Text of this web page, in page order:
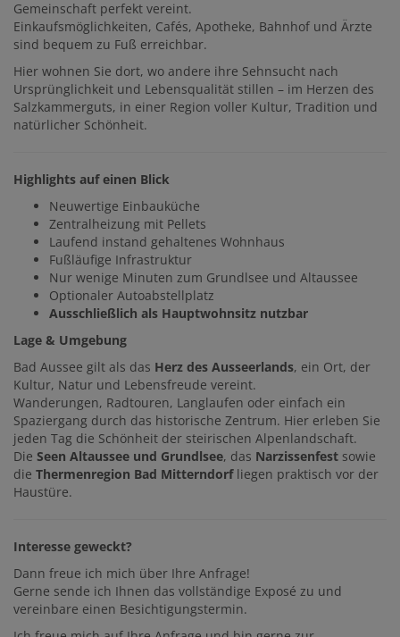
Gemeinschaft perfekt vereint.
Einkaufsmöglichkeiten, Cafés, Apotheke, Bahnhof und Ärzte
sind bequem zu Fuß erreichbar.
Hier wohnen Sie dort, wo andere ihre Sehnsucht nach
Ursprünglichkeit und Lebensqualität stillen – im Herzen des
Salzkammerguts, in einer Region voller Kultur, Tradition und
natürlicher Schönheit.
Highlights auf einen Blick
Neuwertige Einbauküche
Zentralheizung mit Pellets
Laufend instand gehaltenes Wohnhaus
Fußläufige Infrastruktur
Nur wenige Minuten zum Grundlsee und Altaussee
Optionaler Autoabstellplatz
Ausschließlich als Hauptwohnsitz nutzbar
Lage & Umgebung
Bad Aussee gilt als das Herz des Ausseerlands, ein Ort, der
Kultur, Natur und Lebensfreude vereint.
Wanderungen, Radtouren, Langlaufen oder einfach ein
Spaziergang durch das historische Zentrum. Hier erleben Sie
jeden Tag die Schönheit der steirischen Alpenlandschaft.
Die Seen Altaussee und Grundlsee, das Narzissenfest sowie
die Thermenregion Bad Mitterndorfliegen praktisch vor der
Haustüre.
Interesse geweckt?
Dann freue ich mich über Ihre Anfrage!
Gerne sende ich Ihnen das vollständige Exposé zu und
vereinbare einen Besichtigungstermin.